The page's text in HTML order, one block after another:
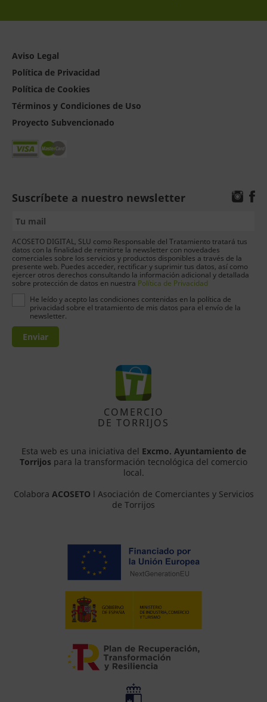
Aviso Legal
Política de Privacidad
Política de Cookies
Términos y Condiciones de Uso
Proyecto Subvencionado
Suscríbete a nuestro newsletter
ACOSETO DIGITAL, SLU como Responsable del Tratamiento tratará tus
datos con la finalidad de remitirte la newsletter con novedades
comerciales sobre los servicios y productos disponibles a través de la
presente web. Puedes acceder, rectificar y suprimir tus datos, así como
ejercer otros derechos consultando la información adicional y detallada
sobre protección de datos en nuestra Política de Privacidad
He leído y acepto las condiciones contenidas en la política de
privacidad sobre el tratamiento de mis datos para el envío de la
newsletter.
Enviar
COMERCIO
DE TORRIJOS
Esta web es una iniciativa del Excmo. Ayuntamiento de
Torrijos para la transformación tecnológica del comercio
local.
Colabora ACOSETO l Asociación de Comerciantes y Servicios
de Torrijos